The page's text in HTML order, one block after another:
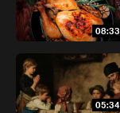
08:33
05:34